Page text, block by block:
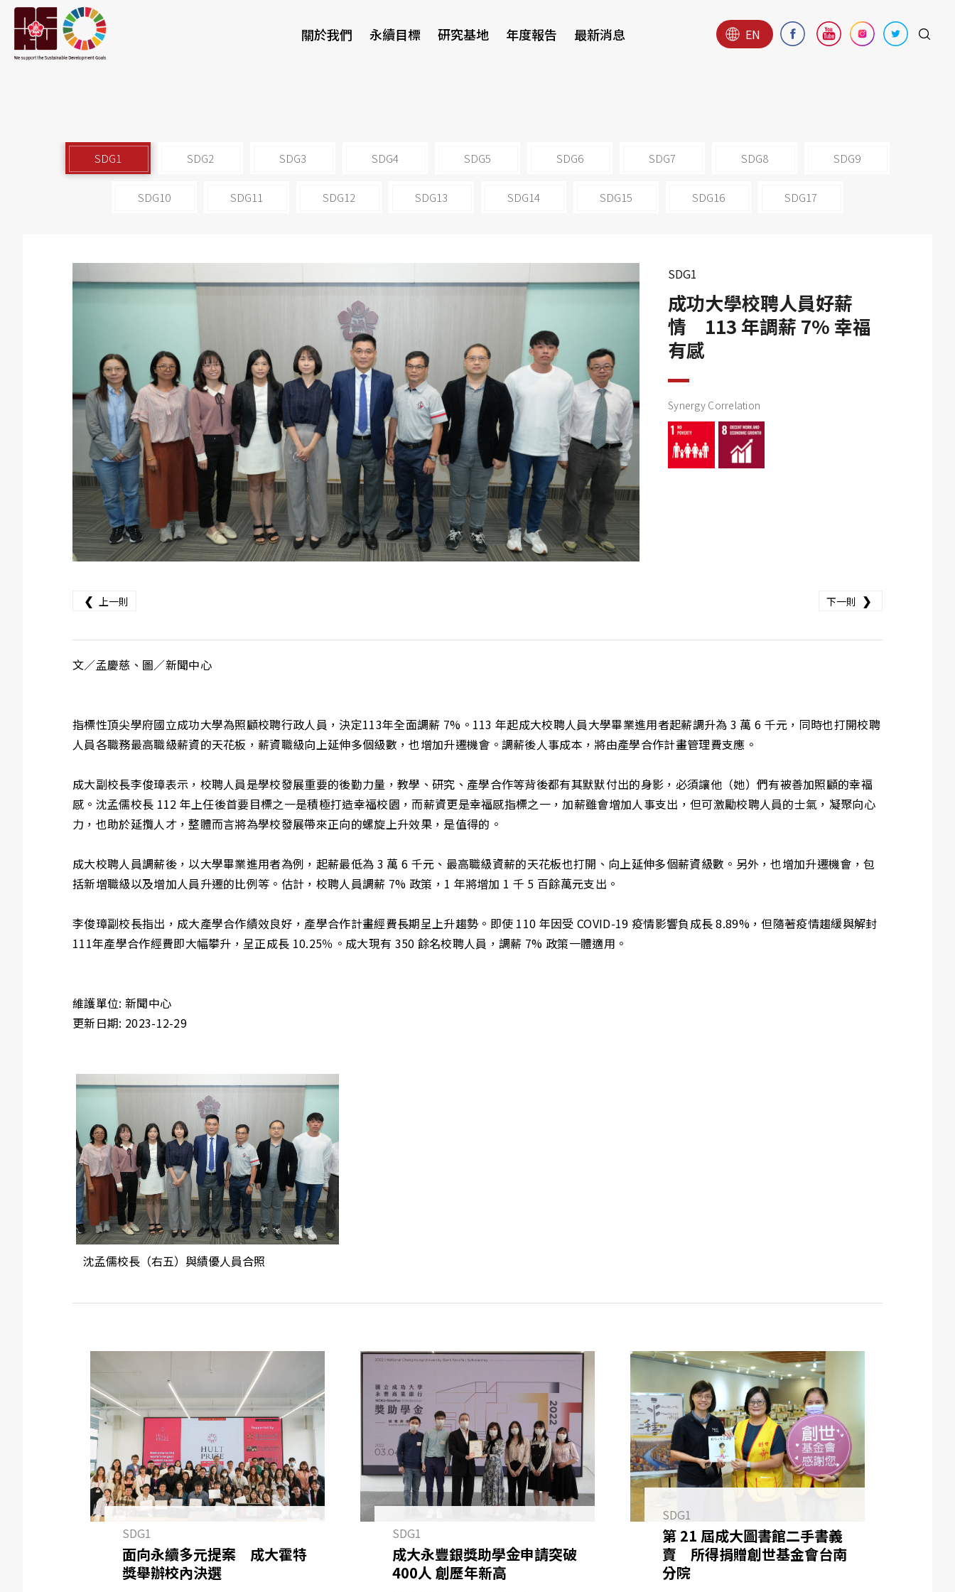
關於我們 永續目標 研究基地 年度報告 最新消息 EN
SDG1 SDG2 SDG3 SDG4 SDG5 SDG6 SDG7 SDG8 SDG9
SDG10 SDG11 SDG12 SDG13 SDG14 SDG15 SDG16 SDG17
SDG1
成功大學校聘人員好薪
情 113 年調薪 7% 幸福
有感
Synergy Correlation
❮ 上一則 下一則 ❯
文／孟慶慈、圖／新聞中心
指標性頂尖學府國立成功大學為照顧校聘行政人員，決定113年全面調薪 7%。113 年起成大校聘人員大學畢業進用者起薪調升為 3 萬 6 千元，同時也打開校聘
人員各職務最高職級薪資的天花板，薪資職級向上延伸多個級數，也增加升遷機會。調薪後人事成本，將由產學合作計畫管理費支應。
成大副校長李俊璋表示，校聘人員是學校發展重要的後勤力量，教學、研究、產學合作等背後都有其默默付出的身影，必須讓他（她）們有被善加照顧的幸褔
感。沈孟儒校長 112 年上任後首要目標之一是積極打造幸福校園，而薪資更是幸福感指標之一，加薪雖會增加人事支出，但可激勵校聘人員的士氣，凝聚向心
力，也助於延攬人才，整體而言將為學校發展帶來正向的螺旋上升效果，是值得的。
成大校聘人員調薪後，以大學畢業進用者為例，起薪最低為 3 萬 6 千元、最高職級資薪的天花板也打開、向上延伸多個薪資級數。另外，也增加升遷機會，包
括新增職級以及增加人員升遷的比例等。估計，校聘人員調薪 7% 政策，1 年將增加 1 千 5 百餘萬元支出。
李俊璋副校長指出，成大產學合作績效良好，產學合作計畫經費長期呈上升趨勢。即使 110 年因受 COVID-19 疫情影響負成長 8.89%，但隨著疫情趨緩與解封
111年產學合作經費即大幅攀升，呈正成長 10.25％。成大現有 350 餘名校聘人員，調薪 7% 政策一體適用。
維護單位: 新聞中心
更新日期: 2023-12-29
沈孟儒校長（右五）與績優人員合照
SDG1
面向永續多元提案 成大霍特
獎舉辦校內決選
SDG1
成大永豐銀獎助學金申請突破
400人 創歷年新高
SDG1
第 21 屆成大圖書館二手書義
賣 所得捐贈創世基金會台南
分院